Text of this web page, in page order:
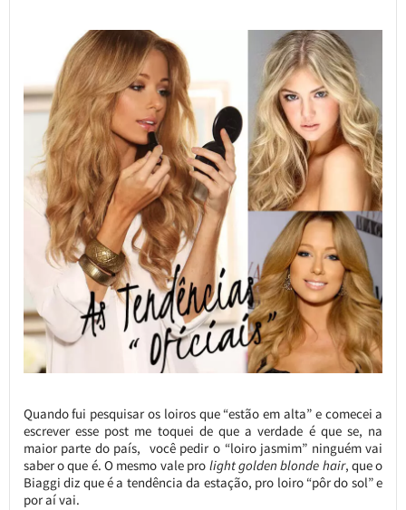
Quando fui pesquisar os loiros que “estão em alta” e comecei a
escrever esse post me toquei de que a verdade é que se, na
maior parte do país, você pedir o “loiro jasmim” ninguém vai
saber o que é. O mesmo vale pro light golden blonde hair, que o
Biaggi diz que é a tendência da estação, pro loiro “pôr do sol” e
por aí vai.